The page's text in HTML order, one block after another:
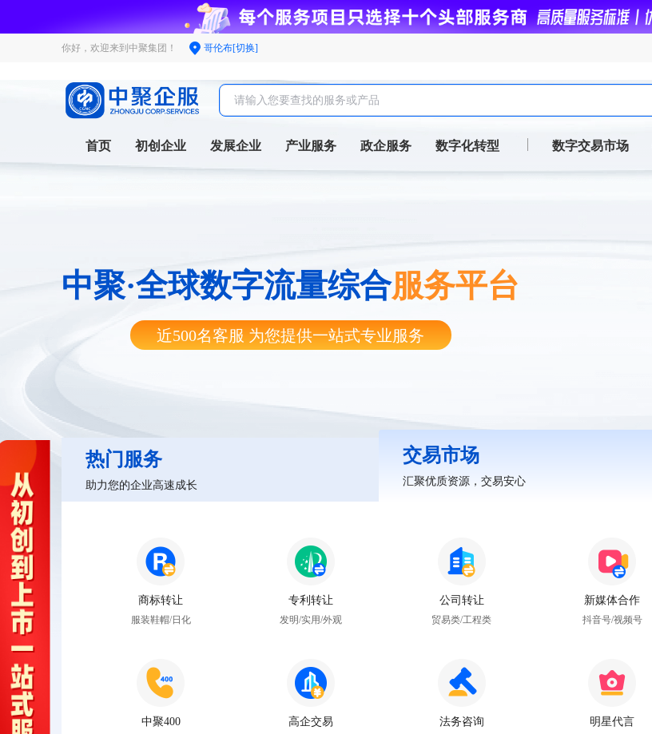
你好，欢迎来到中聚集团！ 哥伦布[切换]
首页 初创企业 发展企业 产业服务 政企服务 数字化转型 数字交易市场
中聚·全球数字流量综合服务平台
近500名客服 为您提供一站式专业服务
热门服务
助力您的企业高速成长
交易市场
汇聚优质资源，交易安心
商标转让
服装鞋帽/日化
专利转让
发明/实用/外观
公司转让
贸易类/工程类
新媒体合作
抖音号/视频号
中聚400 高企交易 法务咨询 明星代言